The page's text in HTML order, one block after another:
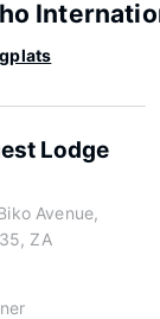
Lodge
Avenue,
ZA